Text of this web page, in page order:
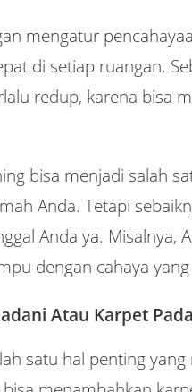
mengatur
di setiap ruangan.
redup, karena bisa
bisa menjadi salah
Anda. Tetapi
Anda ya. Misalnya,
dengan cahaya
Atau Karpet
satu hal penting